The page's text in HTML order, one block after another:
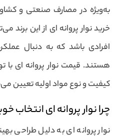
به‌ویژه در مصارف صنعتی و
خرید نوار پروانه ای از این
افرادی باشد که به دنبال
هستند. قیمت نوار پروانه ای با
کیفیت و نوع مواد اولیه تعیین
چرا نوار پروانه ای انتخاب
نوار پروانه ای به دلیل طراحی